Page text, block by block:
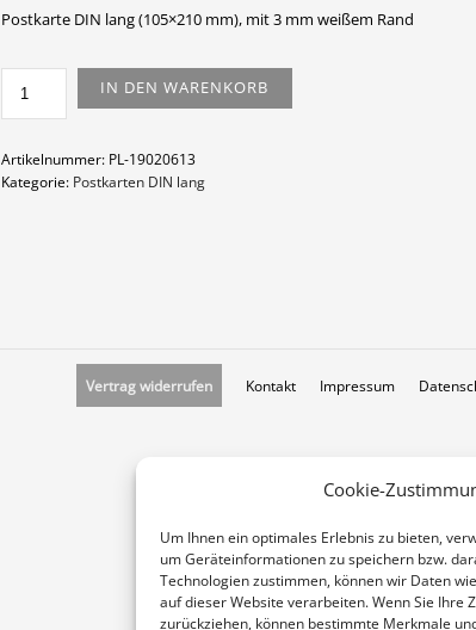
Cookie-
Um Ihnen ein optimales Erlebnis zu bieten,
um Geräteinformationen zu speichern bzw.
Technologien zustimmen, können wir Daten
auf dieser Website verarbeiten. Wenn Sie Ihre
zurückziehen, können bestimmte Merkmale
Postkarte DIN lang (105×210 mm), mit 3 mm weißem Rand
FRÜHLINGSBOTEN
MENGE
IN DEN WARENKORB
Artikelnummer: PL-19020613
Kategorie: Postkarten DIN lang
Vertrag widerrufen Kontakt Impressum